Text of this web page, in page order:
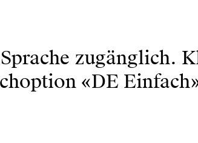
zugänglich.
«DE